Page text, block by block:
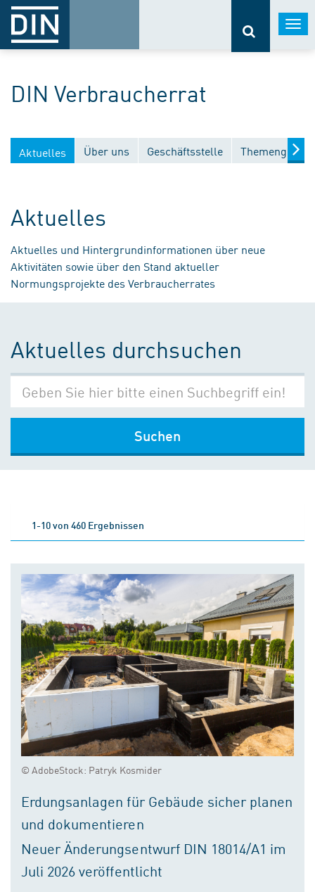
DIN Verbraucherrat
Aktuelles Über uns Geschäftsstelle
Aktuelles
Aktuelles und Hintergrundinformationen über neue
Aktivitäten sowie über den Stand aktueller
Normungsprojekte des Verbraucherrates
Aktuelles durchsuchen
Suchen
1-10 von 460 Ergebnissen
© AdobeStock: Patryk Kosmider
Erdungsanlagen für Gebäude sicher planen
und dokumentieren
Neuer Änderungsentwurf DIN 18014/A1 im
Juli 2026 veröffentlicht